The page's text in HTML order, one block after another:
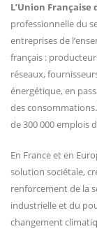
L’Union Française
professionnelle du
entreprises de
français :
réseaux,
énergétique, en
des
de 300 000 emplois
En France et en
solution sociétale,
renforcement de la
industrielle et du
changement